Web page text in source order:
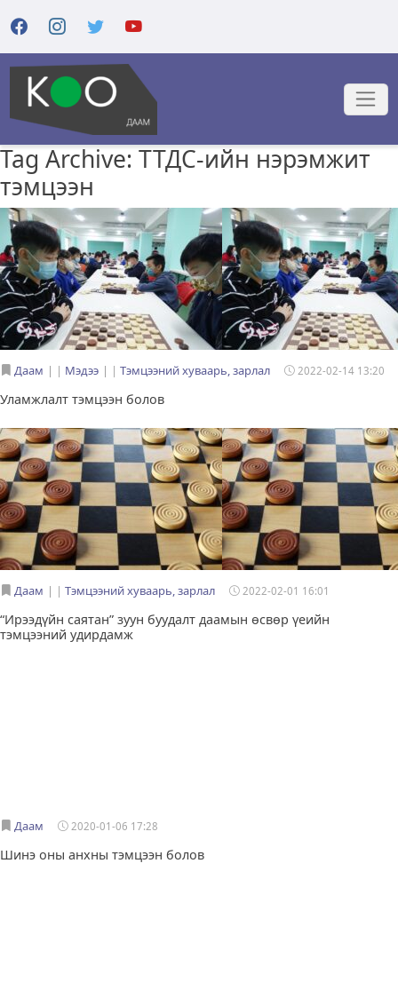
Tag Archive: ТТДС-ийн нэрэмжит
тэмцээн
Даам | Мэдээ | Тэмцээний хуваарь, зарлал 2022-02-14 13:20
Уламжлалт тэмцээн болов
Даам | Тэмцээний хуваарь, зарлал 2022-02-01 16:01
“Ирээдүйн саятан” зуун буудалт даамын өсвөр үеийн
тэмцээний удирдамж
Даам 2020-01-06 17:28
Шинэ оны анхны тэмцээн болов